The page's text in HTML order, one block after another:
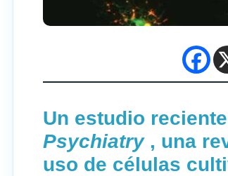
Un estudio
Psychiatry, una
uso de células